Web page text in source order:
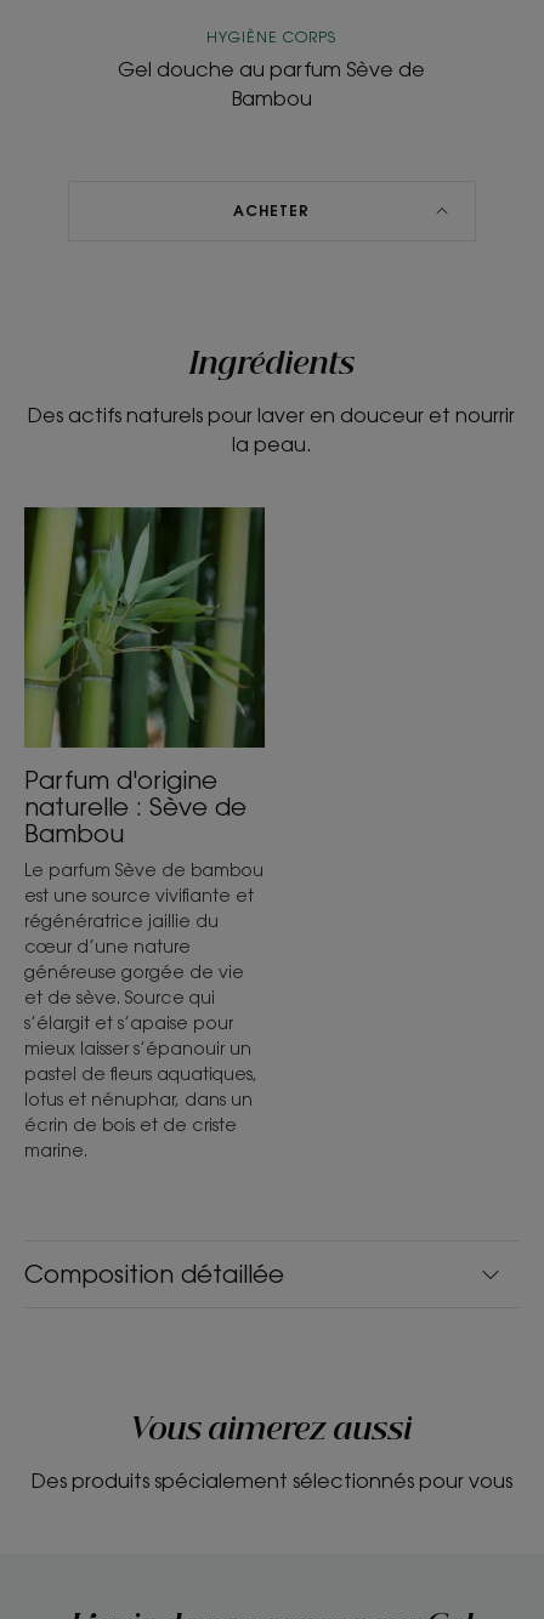
HYGIÈNE CORPS
Gel douche au parfum Sève de
Bambou
ACHETER
Ingrédients
Des actifs naturels pour laver en douceur et nourrir
la peau.
Composition détaillée
Parfum d'origine
naturelle : Sève de
Bambou
Le parfum Sève de bambou
est une source vivifiante et
régénératrice jaillie du
cœur d’une nature
généreuse gorgée de vie
et de sève. Source qui
s’élargit et s’apaise pour
mieux laisser s’épanouir un
pastel de fleurs aquatiques,
lotus et nénuphar, dans un
écrin de bois et de criste
marine.
Vous aimerez aussi
Des produits spécialement sélectionnés pour vous